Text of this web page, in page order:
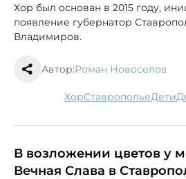
Хор был основан в 2015 году,
появление губернатор
Владимиров.
Автор:Роман Новоселов
хор Ставрополье дети
В возложении цветов у
Вечная Слава в